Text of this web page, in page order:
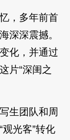
，多年前首
深深震撼。
化，并通过
片“深闺之
生团队和周
光客”转化